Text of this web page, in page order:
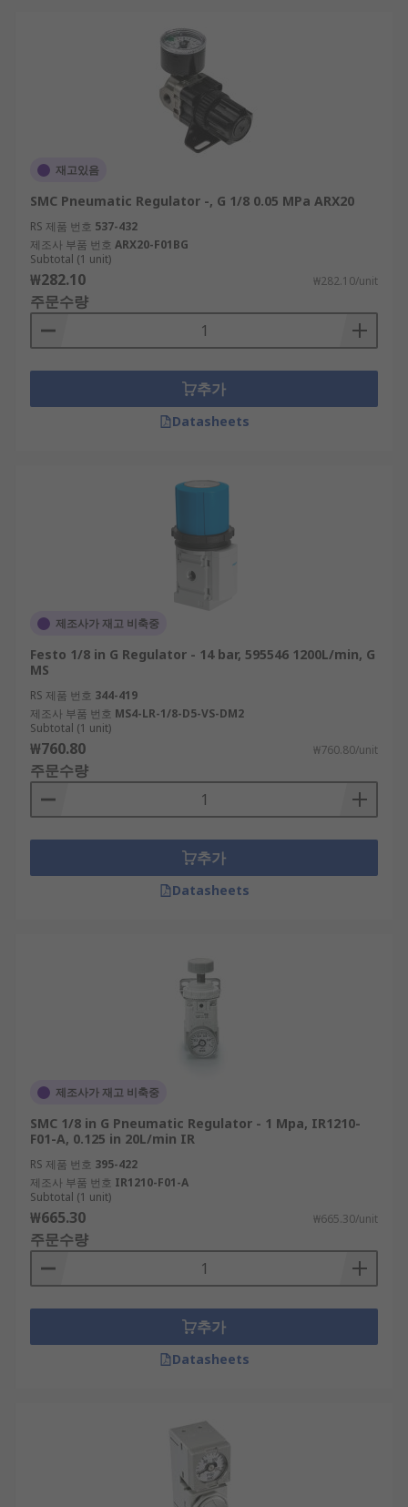
재고있음
SMC Pneumatic Regulator -, G 1/8 0.05 MPa ARX20
RS 제품 번호 537-432
제조사 부품 번호 ARX20-F01BG
Subtotal (1 unit)
₩282.10 ₩282.10/unit
주문수량
추가
Datasheets
제조사가 재고 비축중
Festo 1/8 in G Regulator - 14 bar, 595546 1200L/min, G
MS
RS 제품 번호 344-419
제조사 부품 번호 MS4-LR-1/8-D5-VS-DM2
Subtotal (1 unit)
₩760.80 ₩760.80/unit
주문수량
추가
Datasheets
제조사가 재고 비축중
SMC 1/8 in G Pneumatic Regulator - 1 Mpa, IR1210-
F01-A, 0.125 in 20L/min IR
RS 제품 번호 395-422
제조사 부품 번호 IR1210-F01-A
Subtotal (1 unit)
₩665.30 ₩665.30/unit
주문수량
추가
Datasheets